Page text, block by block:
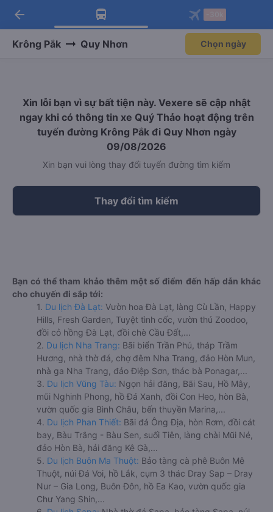
Tải app Vexere ngay!
Nhận ưu đãi thành viên độc
Mở app
Tải app Vexere
-30k/ghế khi đặt vé máy bay qua
Mở app
arrow_back
Krông Pắk Quy Nhơn Chọn ngày
Xin lỗi bạn vì sự bất tiện này. Vexere sẽ cập nhật
ngay khi có thông tin xe Quý Thảo hoạt động trên
tuyến đường Krông Pắk đi Quy Nhơn ngày
09/08/2026
Xin bạn vui lòng thay đổi tuyến đường tìm kiếm
Thay đổi tìm kiếm
Bạn có thể tham khảo thêm một số điểm đến hấp dẫn khác
cho chuyến đi sắp tới:
1. Du lịch Đà Lạt: Vườn hoa Đà Lạt, làng Cù Lần, Happy
Hills, Fresh Garden, Tuyệt tình cốc, vườn thú Zoodoo,
đồi cỏ hồng Đà Lạt, đồi chè Cầu Đất,...
2. Du lịch Nha Trang: Bãi biển Trần Phú, tháp Trầm
Hương, nhà thờ đá, chợ đêm Nha Trang, đảo Hòn Mun,
nhà ga Nha Trang, đảo Điệp Sơn, thác bà Ponagar,...
3. Du lịch Vũng Tàu: Ngọn hải đăng, Bãi Sau, Hồ Mây,
mũi Nghinh Phong, hồ Đá Xanh, đồi Con Heo, hòn Bà,
vườn quốc gia Bình Châu, bến thuyền Marina,...
4. Du lịch Phan Thiết: Bãi đá Ông Địa, hòn Rơm, đồi cát
bay, Bàu Trắng - Bàu Sen, suối Tiên, làng chài Mũi Né,
đảo Hòn Bà, hải đăng Kê Gà,...
5. Du lịch Buôn Ma Thuột: Bảo tàng cà phê Buôn Mê
Thuột, núi Đá Voi, hồ Lắk, cụm 3 thác Dray Sap – Dray
Nur – Gia Long, Buôn Đôn, hồ Ea Kao, vườn quốc gia
Chư Yang Shin,...